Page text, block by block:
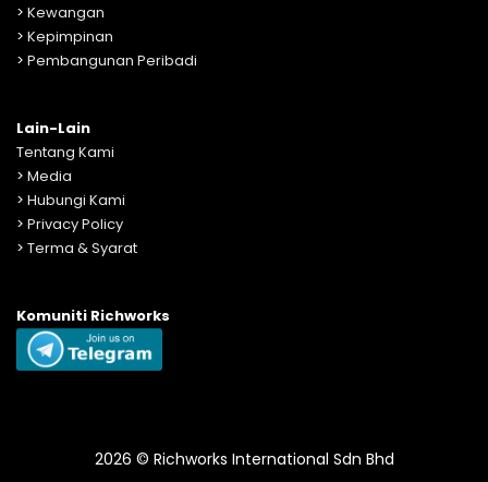
> Kewangan
> Kepimpinan
> Pembangunan Peribadi
Lain-Lain
Tentang Kami
> Media
> Hubungi Kami
> Privacy Policy
> Terma & Syarat
Komuniti Richworks
2026 © Richworks International Sdn Bhd